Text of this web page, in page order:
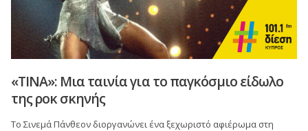
«ΤΙΝΑ»: Μια ταινία για το παγκόσμιο είδωλο
της ροκ σκηνής
Το Σινεμά Πάνθεον διοργανώνει ένα ξεχωριστό αφιέρωμα στη